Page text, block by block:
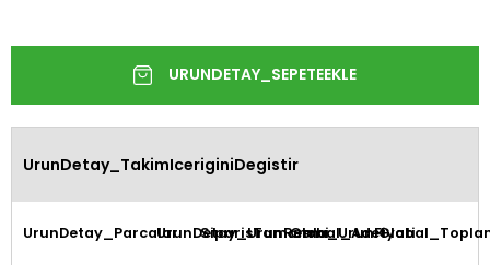
UrunDetay_TakimIceriginiDegistir
UrunDetay_ParcalarUrunDetay_UrunResmi
SiparisTamamla_UrunFiyati
Global_Adet